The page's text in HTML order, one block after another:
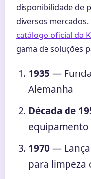
disponibilidade de
diversos
catálogo oficial da
gama de soluções
1935 —
Alemanha
Década de
equipamento
1970—
para limpeza